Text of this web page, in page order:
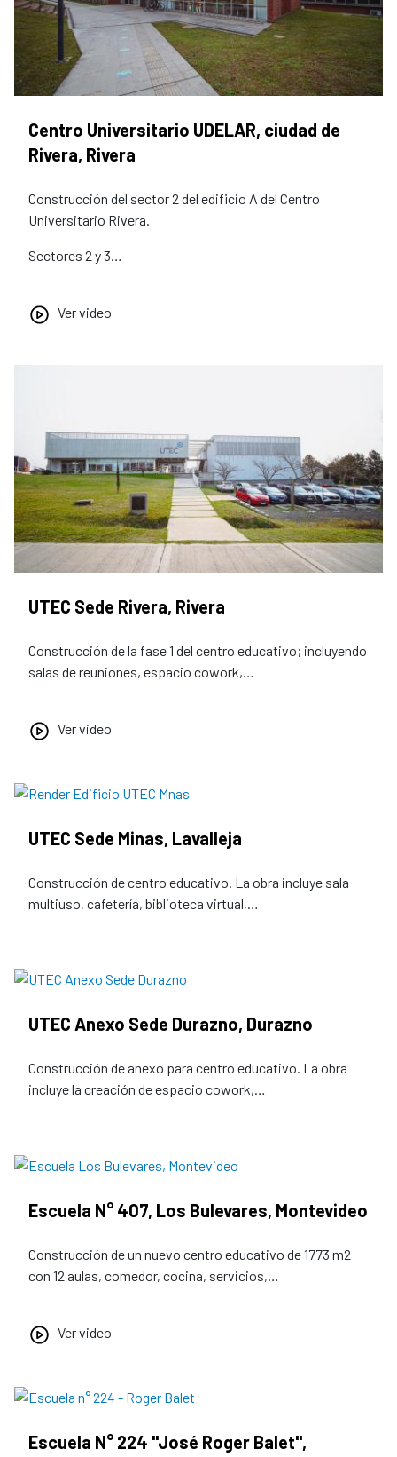
Centro Universitario UDELAR, ciudad de
Rivera, Rivera
Construcción del sector 2 del edificio A del Centro
Universitario Rivera.
Sectores 2 y 3…
Ver video
UTEC Sede Rivera, Rivera
Construcción de la fase 1 del centro educativo; incluyendo
salas de reuniones, espacio cowork,…
Ver video
UTEC Sede Minas, Lavalleja
Construcción de centro educativo. La obra incluye sala
multiuso, cafetería, biblioteca virtual,…
UTEC Anexo Sede Durazno, Durazno
Construcción de anexo para centro educativo. La obra
incluye la creación de espacio cowork,…
Escuela N° 407, Los Bulevares, Montevideo
Construcción de un nuevo centro educativo de 1773 m2
con 12 aulas, comedor, cocina, servicios,…
Ver video
Escuela N° 224 "José Roger Balet",